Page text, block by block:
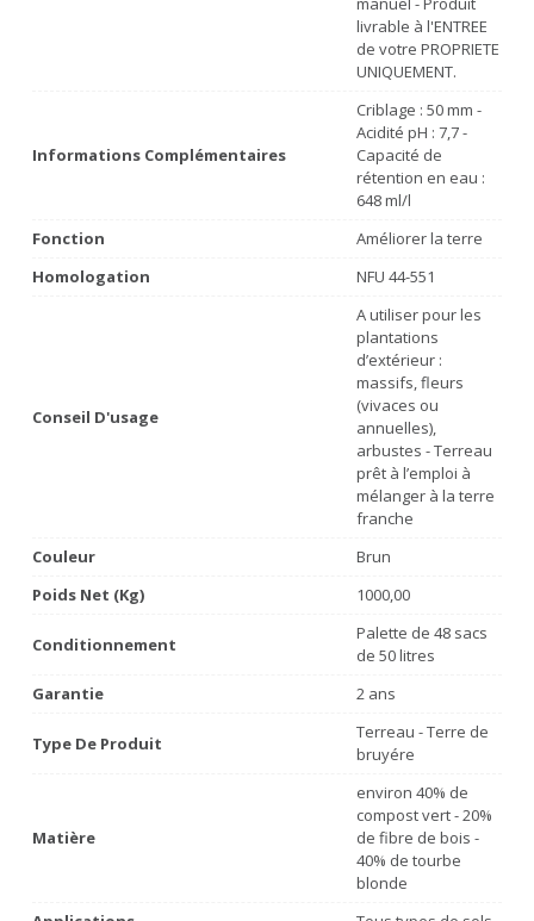
livrable à l'ENTREE
de votre PROPRIETE
UNIQUEMENT.
Informations Complémentaires
Criblage : 50 mm -
Acidité pH : 7,7 -
Capacité de
rétention en eau :
648 ml/l
Fonction
Améliorer la terre
Homologation
NFU 44-551
Conseil D'usage
A utiliser pour les
plantations
d’extérieur :
massifs, fleurs
(vivaces ou
annuelles),
arbustes - Terreau
prêt à l’emploi à
mélanger à la terre
franche
Couleur
Brun
Poids Net (Kg)
1000,00
Conditionnement
Palette de 48 sacs
de 50 litres
Garantie
2 ans
Type De Produit
Terreau - Terre de
bruyére
Matière
environ 40% de
compost vert - 20%
de fibre de bois -
40% de tourbe
blonde